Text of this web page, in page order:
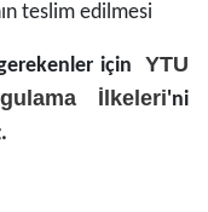
teslim edilmesi
için YTU
İlkeleri'ni